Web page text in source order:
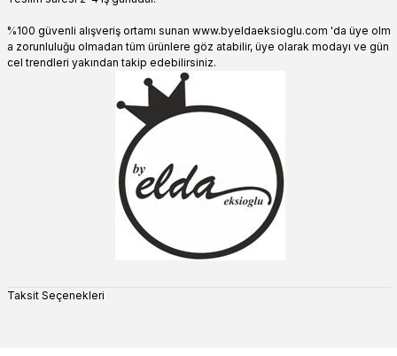
%100 güvenli alışveriş ortamı sunan www.byeldaeksioglu.com 'da üye olm
a zorunluluğu olmadan tüm ürünlere göz atabilir, üye olarak modayı ve gün
cel trendleri yakından takip edebilirsiniz.
Taksit Seçenekleri